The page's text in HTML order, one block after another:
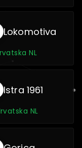
Lokomotiva
NL
Istra 1961
NL